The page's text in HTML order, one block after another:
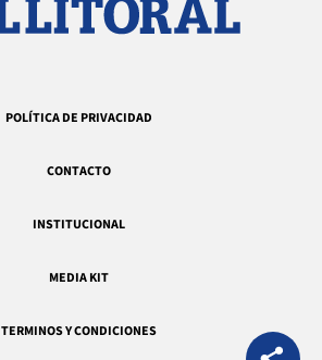
POLÍTICA DE PRIVACIDAD
CONTACTO
INSTITUCIONAL
MEDIA KIT
TERMINOS Y CONDICIONES